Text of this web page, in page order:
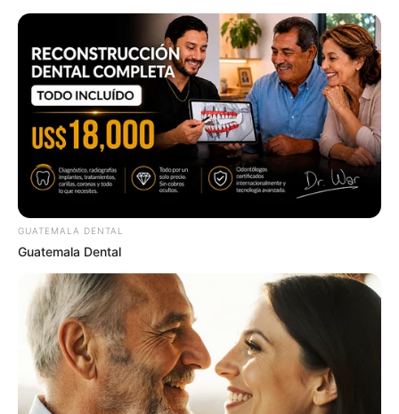
ABOUT THE AUTHOR
เจ้าหมอดู
เนื้อหาที่ได้รับการโปรโมต
GUATEMALA DENTAL
Guatemala Dental